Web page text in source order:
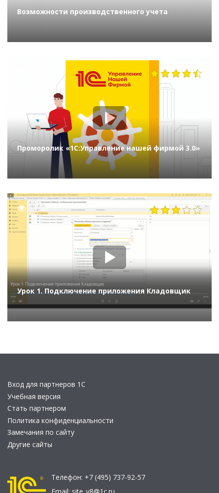
Возможности производственного учета
Проморолик «1С:Управление нашей фирмой 3.0»
14346
Урок 1. Подключение приложения Кладовщик
Вход для партнеров 1С
Учебная версия
Стать партнером
Политика конфиденциальности
Замечания по сайту
Другие сайты
Телефон: +7 (495) 737-92-57